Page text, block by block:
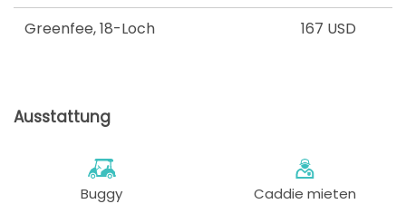
15:00 1-4 Sp
167 USD
Greenfee,18-Loch 167 USD
Ausstattung
Buggy Caddie mieten